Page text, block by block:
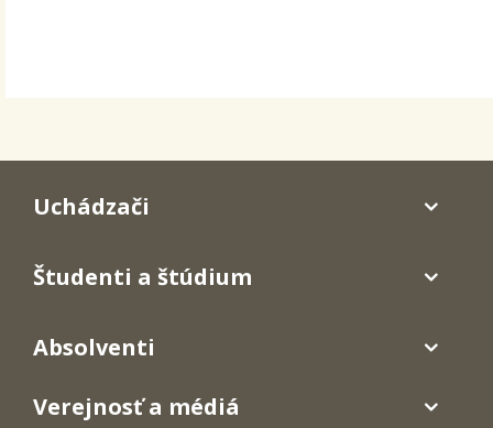
Uchádzači
Študenti a štúdium
Absolventi
Verejnosť a médiá